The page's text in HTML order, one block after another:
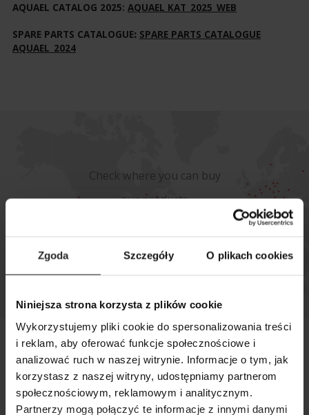
Zgoda Szczegóły O plikach cookies
Niniejsza strona korzysta z plików cookie
Wykorzystujemy pliki cookie do spersonalizowania treści
i reklam, aby oferować funkcje społecznościowe i
analizować ruch w naszej witrynie. Informacje o tym, jak
korzystasz z naszej witryny, udostępniamy partnerom
społecznościowym, reklamowym i analitycznym.
Partnerzy mogą połączyć te informacje z innymi danymi
AQUAEL CATALOG 2025: AQUAEL KAT_2025_WEB
SPARE PARTS CATALOGUE: SPARE PARTS CATALOGUE
AQUAEL_2024
Check where you can buy
our products
AQUAEL BRANDS
SEARCH